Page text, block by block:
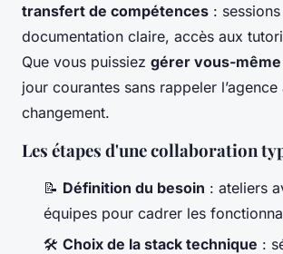
transfert de compétences :
documentation claire, accès aux
Que vous puissiez gérer vous-même
jour courantes sans rappeler
changement.
Les étapes d'une collaboration
📝 Définition du besoin : ateliers
équipes pour cadrer les
🛠️ Choix de la stack technique :